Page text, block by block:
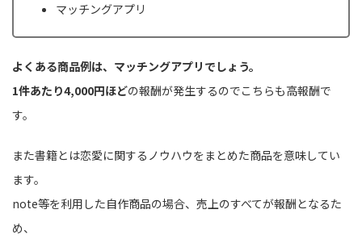
マッチングアプリ
よくある商品例は、マッチングアプリでしょう。
1件あたり4,000円ほどの報酬が発生するのでこちらも高報酬で
す。
また書籍とは恋愛に関するノウハウをまとめた商品を意味してい
ます。
note等を利用した自作商品の場合、売上のすべてが報酬となるた
め、